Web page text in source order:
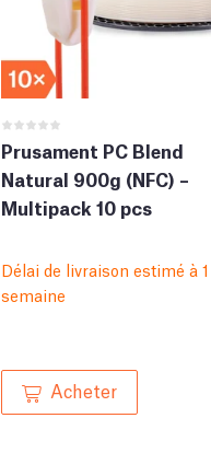
Prusament PC Blend
Natural 900g (NFC) –
Multipack 10 pcs
Délai de livraison estimé à 1
semaine
Acheter